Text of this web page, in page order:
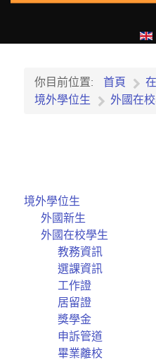
你目前位置: 首頁
境外學位生
外國在
境外學位生
外國新生
外國在校學生
教務資訊
選課資訊
工作證
居留證
獎學金
申訴管道
畢業離校